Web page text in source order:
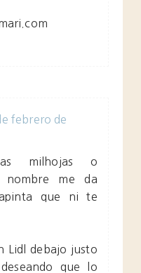
febrero de
milhojas o
nombre me da
que ni te
Lidl debajo justo
que lo